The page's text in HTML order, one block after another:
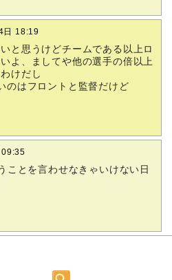
日 18:19
と思うけどチームである以上ロ
よ、ましてや他の選手の倍以上
けだし
のはフロントと監督だけど
ことを言わせなきゃいけない日